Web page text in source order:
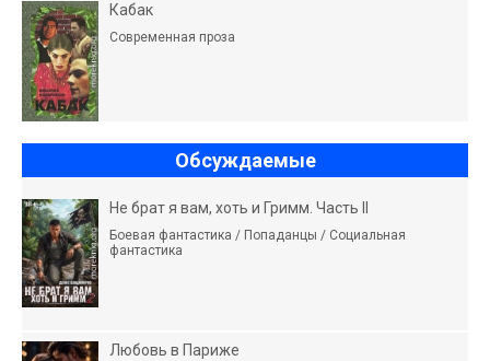
Кабак
Современная проза
Обсуждаемые
Не брат я вам, хоть и Гримм. Часть II
Боевая фантастика / Попаданцы / Социальная
фантастика
Любовь в Париже